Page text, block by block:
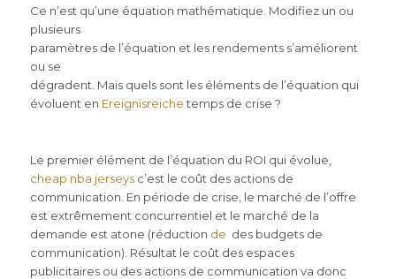
Ce n’est qu’une équation mathématique. Modifiez un ou
plusieurs
paramètres de l’équation et les rendements s’améliorent
ou se
dégradent. Mais quels sont les éléments de l’équation qui
évoluent en Ereignisreichetemps de crise ?
Le premier élément de l’équation du ROI qui évolue,
cheap nba jerseysc’est le coût des actions de
communication. En période de crise, le marché de l’offre
est extrêmement concurrentiel et le marché de la
demande est atone (réduction de des budgets de
communication). Résultat le coût des espaces
publicitaires ou des actions de communication va donc